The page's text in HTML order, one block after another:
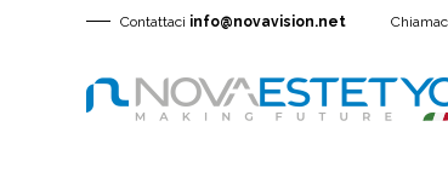
Contattaci info@novavision.net